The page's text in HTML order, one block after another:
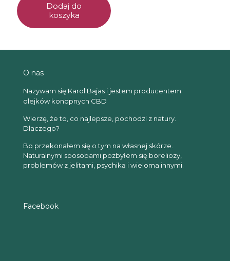
Dodaj do
koszyka
O nas
Nazywam się Karol Bajas i jestem producentem
olejków konopnych CBD
Wierzę, że to, co najlepsze, pochodzi z natury.
Dlaczego?
Bo przekonałem się o tym na własnej skórze.
Naturalnymi sposobami pozbyłem się boreliozy,
problemów z jelitami, psychiką i wieloma innymi.
Facebook